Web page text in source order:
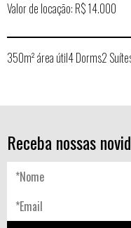
Valor de locação: R$ 14.000
350m² área útil4 Dorms2
Receba nossas